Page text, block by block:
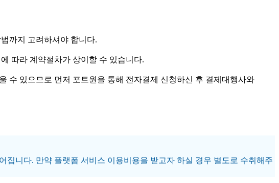
까지 고려하셔야 합니다.
따라 계약절차가 상이할 수 있습니다.
수 있으므로 먼저 포트원을 통해 전자결제 신청하신 후 결제대행사와
집니다. 만약 플랫폼 서비스 이용비용을 받고자 하실 경우 별도로 수취해주